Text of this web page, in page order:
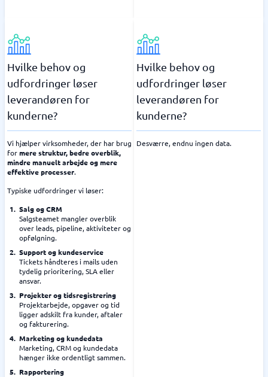
Hvilke behov og
udfordringer løser
leverandøren for
kunderne?
Vi hjælper virksomheder, der har brug
formere struktur, bedre overblik,
mindre manuelt arbejde og mere
effektive processer.
Typiske udfordringer vi løser:
Salg og CRM
Salgsteamet mangler overblik
over leads, pipeline, aktiviteter og
opfølgning.
Support og kundeservice
Tickets håndteres i mails uden
tydelig prioritering, SLA eller
ansvar.
Projekter og tidsregistrering
Projektarbejde, opgaver og tid
ligger adskilt fra kunder, aftaler
og fakturering.
Marketing og kundedata
Marketing, CRM og kundedata
hænger ikke ordentligt sammen.
Rapportering
Hvilke behov og
udfordringer løser
leverandøren for
kunderne?
Desværre, endnu ingen data.